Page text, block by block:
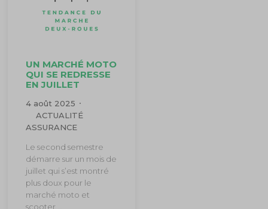
UN MARCHÉ MOTO
QUI SE REDRESSE
EN JUILLET
4 août 2025
ACTUALITÉ
ASSURANCE
Le second semestre
démarre sur un mois de
juillet qui s’est montré
plus doux pour le
marché moto et
scooter …